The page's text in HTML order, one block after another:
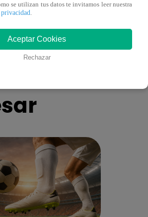
consagrado!
se utilizan tus datos te invitamos leer nuestra
Aceptar Cookies
Rechazar